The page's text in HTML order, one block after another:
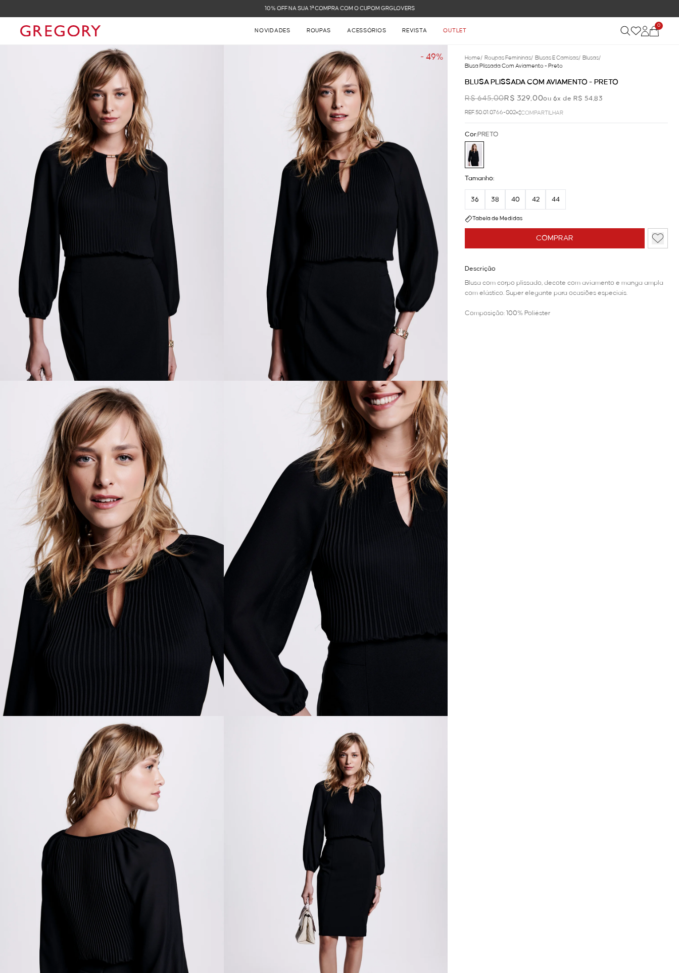
FRETE GRÁTIS NAS COMPRAS ACIMA DE R$ 899
NOVIDADES ROUPAS ACESSÓRIOS REVISTA OUTLET
0
- 49% Home/ Roupas Femininas/ Blusas E Camisas/ Blusas/
Blusa Plissada Com Aviamento - Preto
BLUSA PLISSADA COM AVIAMENTO - PRETO
R$ 645,00R$ 329,00ou 6x de R$ 54,83
REF.50.01.0766-002 COMPARTILHAR
COMPRAR
Cor:PRETO
Tamanho:
36 38 40 42 44
Tabela de Medidas
Descrição
Blusa com corpo plissado, decote com aviamento e manga ampla
com elástico. Super elegante para ocasiões especiais.
Composição: 100% Poliéster